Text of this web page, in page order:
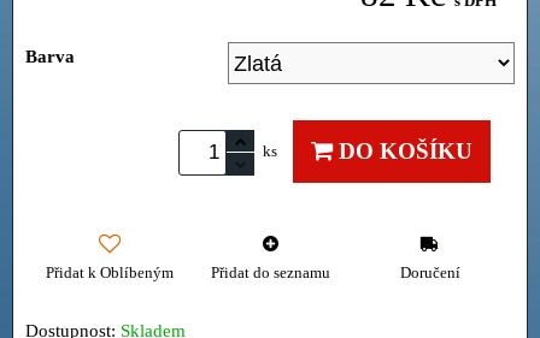
Barva
ks DO KOŠÍKU
Přidat k Oblíbeným Přidat do seznamu Doručení
Dostupnost: Skladem